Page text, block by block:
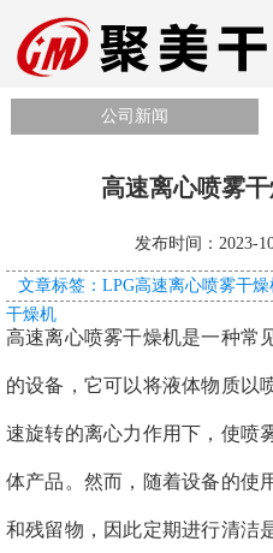
公司新闻
高速离心喷雾
发布时间：2023-
文章标签：LPG高速离心喷雾干
干燥机
高速离心喷雾干燥机是一种常
的设备，它可以将液体物质以
速旋转的离心力作用下，使喷
体产品。然而，随着设备的使
和残留物，因此定期进行清洁